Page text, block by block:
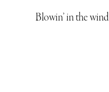
Blowin’ in the wind